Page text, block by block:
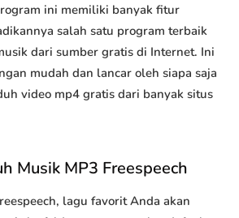
ini memiliki banyak fitur
salah satu program terbaik
dari sumber gratis di Internet. Ini
mudah dan lancar oleh siapa saja
video mp4 gratis dari banyak situs
Musik MP3 Freespeech
lagu favorit Anda akan